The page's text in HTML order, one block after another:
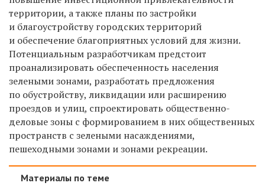
территории, а также планы по застройки
и благоустройству городских территорий
и обеспечение благоприятных условий для жизни.
Потенциальным разработчикам предстоит
проанализировать обеспеченность населения
зелеными зонами, разработать предложения
по обустройству, ликвидации или расширению
проездов и улиц, спроектировать общественно-
деловые зоны с формированием в них общественных
пространств с зелеными насаждениями,
пешеходными зонами и зонами рекреации.
Материалы по теме